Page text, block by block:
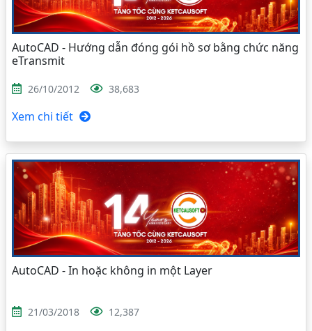
AutoCAD - Hướng dẫn đóng gói hồ sơ bằng chức năng
eTransmit
26/10/2012 38,683
Xem chi tiết
AutoCAD - In hoặc không in một Layer
21/03/2018 12,387